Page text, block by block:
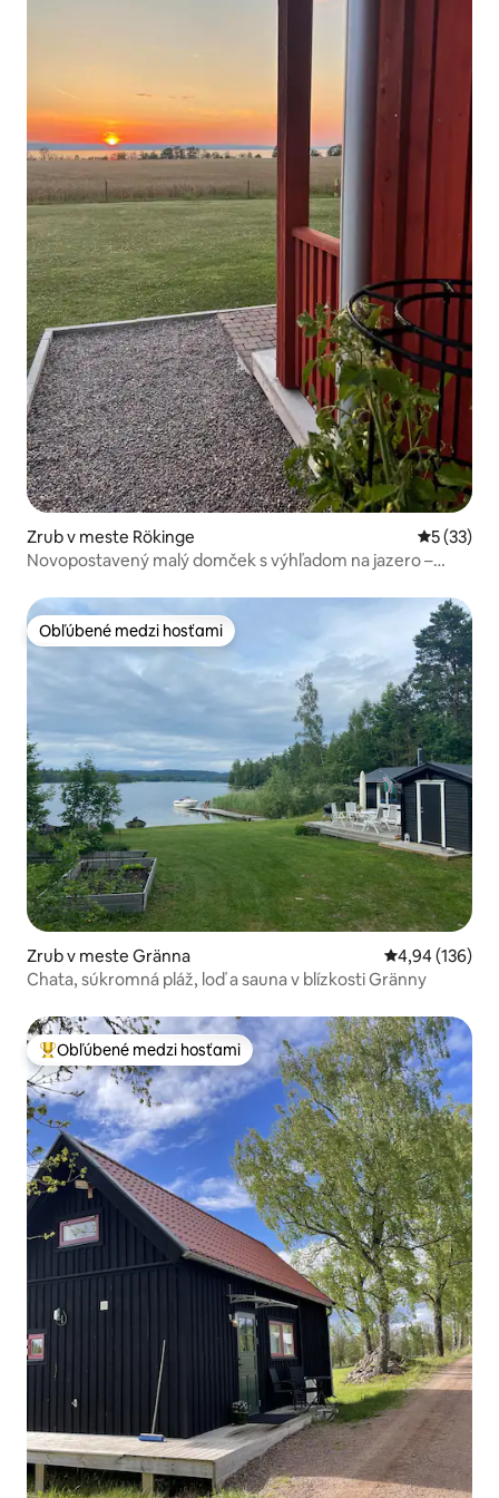
Zrub v meste Rökinge
5 (33)
Novopostavený malý domček s výhľadom na jazero –
Obľúbené medzi hosťami
Obľúbené medzi hosťami
Zrub v meste Gränna Priemerné
4,94 (136)
Chata, súkromná pláž, loď a sauna v blízkosti Gränny
Najobľúbenejšie medzi hosťami
Obľúbené medzi hosťami